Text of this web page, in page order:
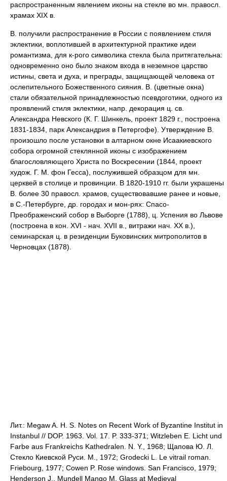
распространенным явлением иконы на стекле во мн. правосл.
храмах XIX в.
В. получили распространение в России с появлением стиля
эклектики, воплотившей в архитектурной практике идеи
романтизма, для к-рого символика стекла была притягательна:
одновременно оно было знаком входа в неземное царство
истины, света и духа, и преграды, защищающей человека от
ослепительного Божественного сияния. В. (цветные окна)
стали обязательной принадлежностью псевдоготики, одного из
проявлений стиля эклектики, напр. декорация ц. св.
Александра Невского (К. Г. Шинкель, проект 1829 г., построена
1831-1834, парк Александрия в Петергофе). Утверждение В.
произошло после установки в алтарном окне Исаакиевского
собора огромной стеклянной иконы с изображением
благословляющего Христа по Воскресении (1844, проект
худож. Г. М. фон Гесса), послужившей образцом для мн.
церквей в столице и провинции. В 1820-1910 гг. были украшены
В. более 30 правосл. храмов, существовавшие ранее и новые,
в С.-Петербурге, др. городах и мон-рях: Спасо-
Преображенский собор в Выборге (1788), ц. Успения во Львове
(построена в кон. XVI - нач. XVII в., витражи нач. XX в.),
семинарская ц. в резиденции Буковинских митрополитов в
Черновцах (1878).
Лит.: Megaw A. H. S. Notes on Recent Work of Byzantine Institut in
Instanbul // DOP. 1963. Vol. 17. P. 333-371; Witzleben E. Licht und
Farbe aus Frankreichs Kathedralen. N. Y., 1968; Щапова Ю. Л.
Стекло Киевской Руси. М., 1972; Grodecki L. Le vitrail roman.
Friebourg, 1977; Cowen P. Rose windows. San Francisco, 1979;
Henderson J., Mundell Mango M. Glass at Medieval